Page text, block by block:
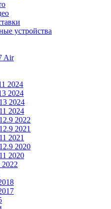
устройства
Air
2024
2024
2024
2024
2022
2021
2021
2020
2020